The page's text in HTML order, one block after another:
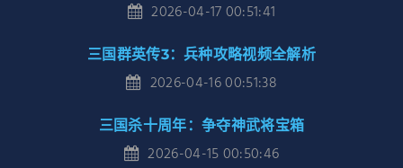
2026-04-17 00:51:41
三国群英传3：兵种攻略视频全解析
2026-04-16 00:51:38
三国杀十周年：争夺神武将宝箱
2026-04-15 00:50:46